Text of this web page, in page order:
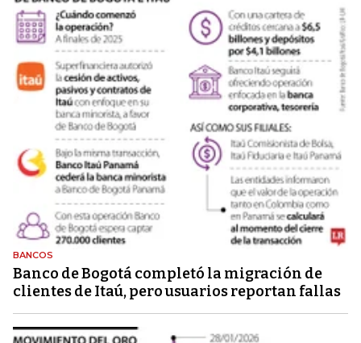
BANCOS
Banco de Bogotá completó la migración de
clientes de Itaú, pero usuarios reportan fallas